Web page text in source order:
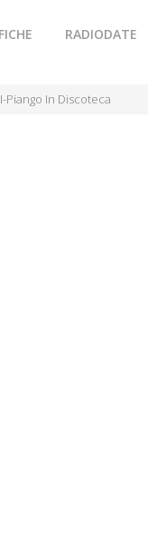
RADIODATE
Piango In Discoteca